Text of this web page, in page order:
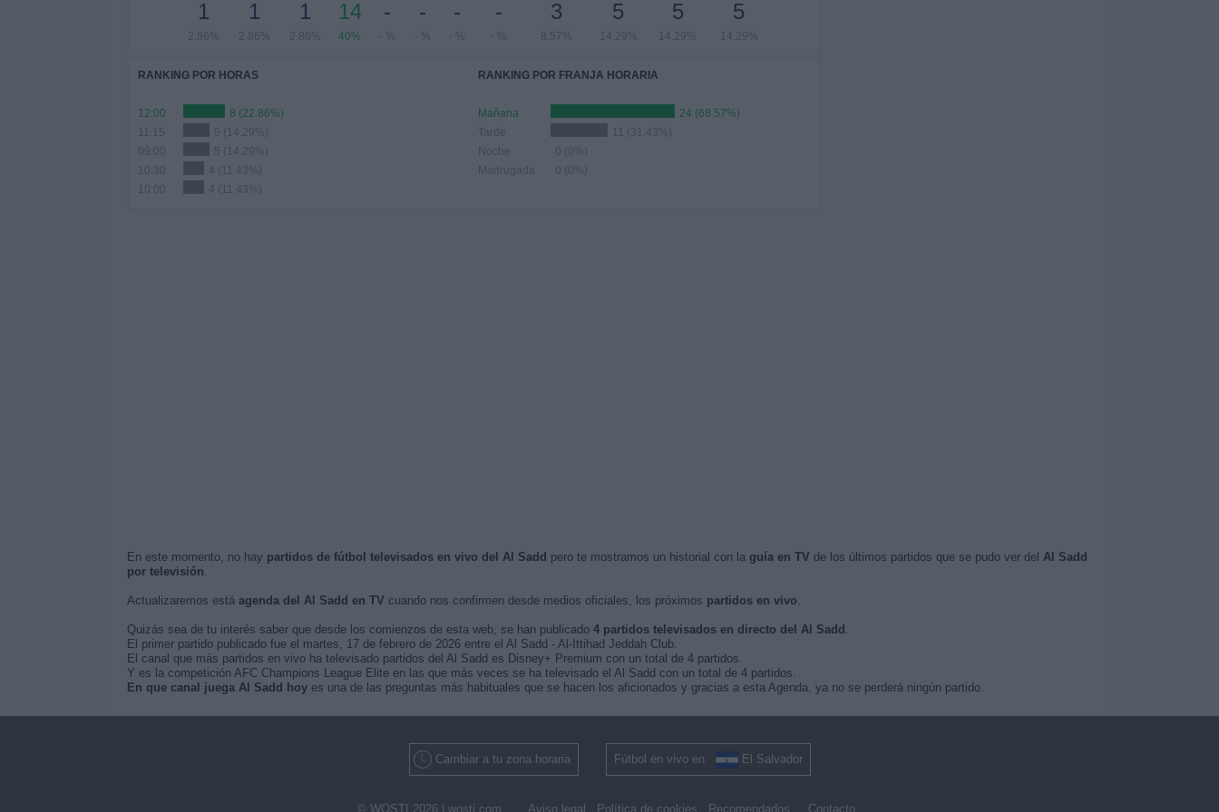
1
2.86%
1
2.86%
1
2.86%
14
40%
-
- %
-
- %
-
- %
-
- %
3
8.57%
5
14.29%
5
14.29%
5
14.29%
RANKING POR HORAS
12:00
8 (22.86%)
11:15
5 (14.29%)
09:00
5 (14.29%)
10:30
4 (11.43%)
4 (11.43%)
RANKING POR FRANJA HORARIA
Mañana
24 (68.57%)
Tarde
11 (31.43%)
Noche
0 (0%)
Madrugada
0 (0%)
En este momento, no hay partidos de fútbol televisados en vivo del Al Sadd pero te mostramos un historial con la guía en TV de los últimos partidos que se pudo ver del Al Sadd
por televisión.
Actualizaremos está agenda del Al Sadd en TV cuando nos confirmen desde medios oficiales, los próximos partidos en vivo.
Quizás sea de tu interés saber que desde los comienzos de esta web, se han publicado 4 partidos televisados en directo del Al Sadd .
El primer partido publicado fue el martes, 17 de febrero de 2026 entre el Al Sadd - Al-Ittihad Jeddah Club.
El canal que más partidos en vivo ha televisado partidos del Al Sadd es Disney+ Premium con un total de 4 partidos.
Y es la competición AFC Champions League Elite en las que más veces se ha televisado el Al Sadd con un total de 4 partidos.
En que canal juega Al Sadd hoyes una de las preguntas más habituales que se hacen los aficionados y gracias a esta Agenda, ya no se perderá ningún partido.
Cambiar a tu zona horaria Fútbol en vivo en El Salvador
© WOSTI 2026 | wosti.com Aviso legal Política de cookies Recomendados Contacto